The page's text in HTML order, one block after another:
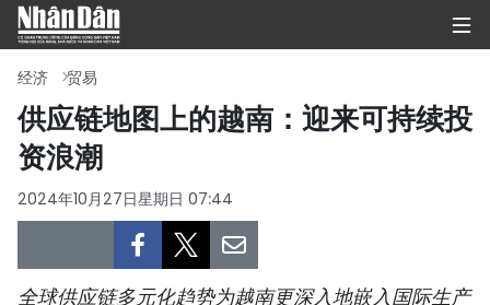
政治
经济
经济 贸易
供应链地图上的越南：迎来可持续投
资浪潮
2024年10月27日星期日 07:44
全球供应链多元化趋势为越南更深入地嵌入国际生产